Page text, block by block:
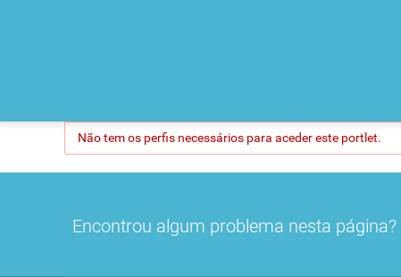
Não tem os perfis necessários para aceder este portlet.
Encontrou algum problema nesta página?